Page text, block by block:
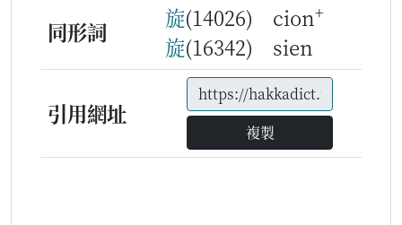
同形詞 旋(14026) cion+
旋(16342) sien
引用網址
複製